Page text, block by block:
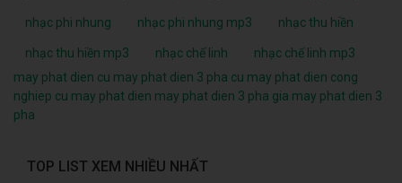
nhạc phi nhung nhạc phi nhung mp3 nhạc thu hiền
nhạc thu hiền mp3 nhạc chế linh
nhạc chế linh mp3
may phat dien cu may phat dien 3 pha cu may phat dien cong
nghiep cu may phat dien may phat dien 3 pha gia may phat dien 3
pha
TOP LIST XEM NHIỀU NHẤT